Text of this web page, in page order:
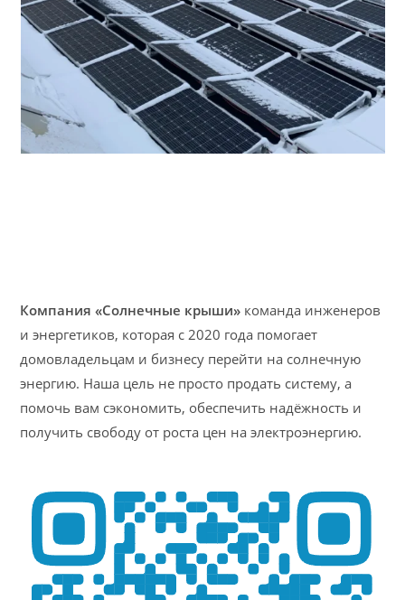
Компания «Солнечные крыши» команда инженеров
и энергетиков, которая с 2020 года помогает
домовладельцам и бизнесу перейти на солнечную
энергию. Наша цель не просто продать систему, а
помочь вам сэкономить, обеспечить надёжность и
получить свободу от роста цен на электроэнергию.